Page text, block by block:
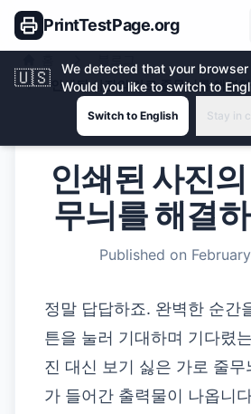
PrintTestPage.org
🇺🇸
We detected that your browser
Would you like to switch to
Switch to English Stay in
인쇄된 사진의 가로 줄무늬를 해결하
인쇄된 사진
무늬를 해결
Published on
정말 답답하죠. 완벽한 순간
튼을 눌러 기대하며 기다렸
진 대신 보기 싫은 가로 줄무
가 들어간 출력물이 나옵니